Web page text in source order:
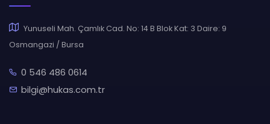
Yunuseli Mah. Çamlık Cad. No: 14 B Blok Kat: 3 Daire: 9
Osmangazi / Bursa
0 546 486 0614
bilgi@hukas.com.tr